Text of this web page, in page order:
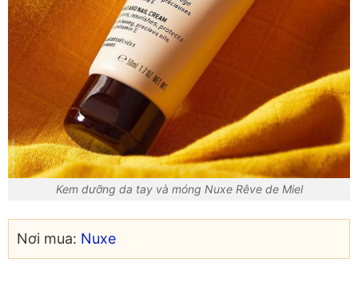
Kem dưỡng da tay và móng Nuxe Rêve de Miel
Nơi mua: Nuxe